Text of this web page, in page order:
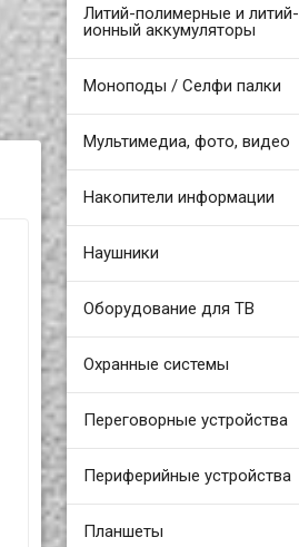
Литий-полимерные и литий-
ионный аккумуляторы
Моноподы / Селфи палки
Мультимедиа, фото, видео
Накопители информации
Наушники
Оборудование для ТВ
Охранные системы
Переговорные устройства
Периферийные устройства
Планшеты